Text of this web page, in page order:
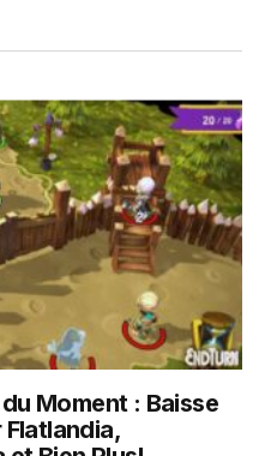
Moment : Baisse